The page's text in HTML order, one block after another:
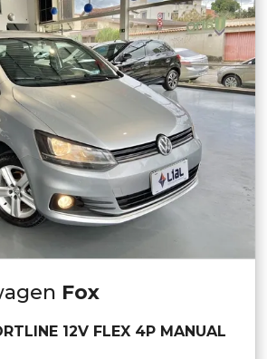
Fox
12V FLEX 4P MANUAL